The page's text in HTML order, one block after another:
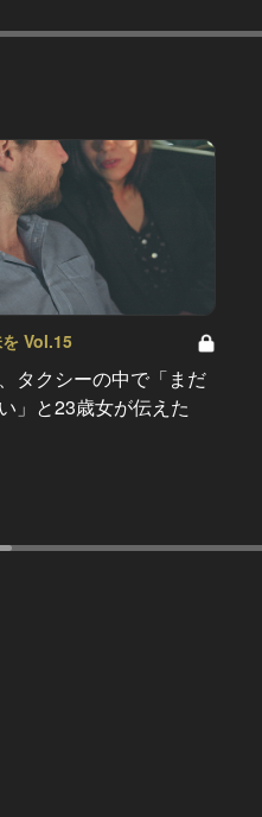
Vol.15
タクシーの中で「まだ
」と23歳女が伝えた